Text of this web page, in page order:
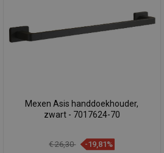
Mexen Asis handdoekhouder,
zwart - 7017624-70
€ 26,30 -19,81%